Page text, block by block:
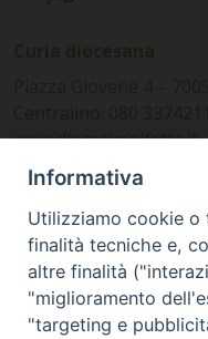
www.diocesimolfetta.it
Ufficio
Piazza Giovene 4 –
Informativa
Utilizziamo cookie o
finalità tecniche e,
altre finalità
"miglioramento
"targeting e